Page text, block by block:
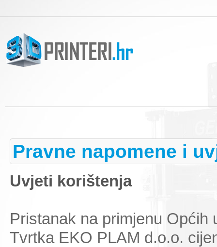
Pravne napomene i
Uvjeti korištenja
Pristanak na primjenu Općih
Tvrtka EKO PLAM d.o.o.